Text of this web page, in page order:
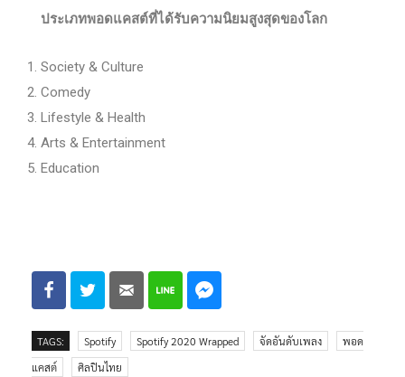
ประเภทพอดแคสต์ที่ได้รับความนิยมสูงสุดของโลก
Society & Culture
Comedy
Lifestyle & Health
Arts & Entertainment
Education
TAGS: Spotify Spotify 2020 Wrapped จัดอันดับเพลง
พอด
แคสต์
ศิลปินไทย